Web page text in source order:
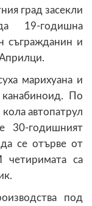
град засекли
19-годишна
съгражданин и
марихуана и
По
автопатрул
30-годишният
се отърве от
четиримата са
под